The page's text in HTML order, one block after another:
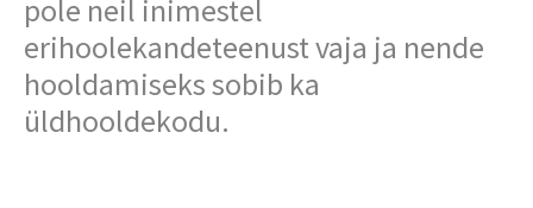
pole neil inimestel
erihoolekandeteenust vaja ja nende
hooldamiseks sobib ka
üldhooldekodu.